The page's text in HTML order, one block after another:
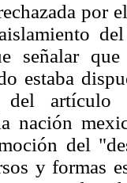
por
señalar
estaba
del artículo
nación
del
y formas